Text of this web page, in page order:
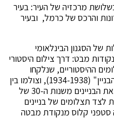
מרכזיה של העיר: בעיר
והרכס של כרמל, ובעיר
הסגנון הבינלאומי
מבט: דרך צילום היסטורי
ההיסטוריים, שנלקחו
ברובם מכתב העת לאדריכלות "הבניין" (1934-1938), וצולמו בין
היתר על ידי יצחק קלטר, מציגים את הבניינים משנות ה-30 של
זאת לצד תצלומים של בניינים
קלוס מנקודת מבטה